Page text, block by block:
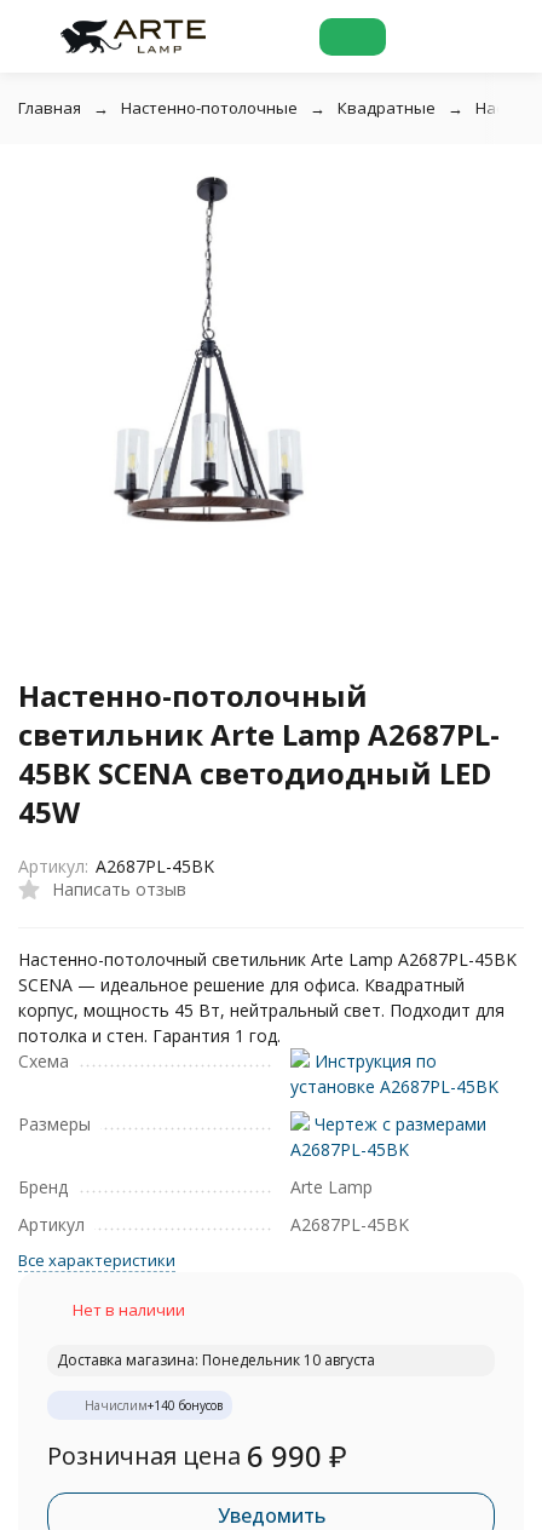
Главная Настенно-потолочные Квадратные
Настенно-потолочный
светильник Arte Lamp A2687PL-
45BK SCENA светодиодный LED
45W
Написать отзыв
Артикул: A2687PL-45BK
Настенно-потолочный светильник Arte Lamp A2687PL-45BK
SCENA — идеальное решение для офиса. Квадратный
корпус, мощность 45 Вт, нейтральный свет. Подходит для
потолка и стен. Гарантия 1 год.
Схема
Инструкция по
установке A2687PL-45BK
Размеры
Чертеж с размерами
A2687PL-45BK
Бренд
Arte Lamp
Артикул
A2687PL-45BK
Все характеристики
Нет в наличии
Доставка магазина: Понедельник 10 августа
Начислим+140 бонусов
Розничная цена 6 990 ₽
Уведомить